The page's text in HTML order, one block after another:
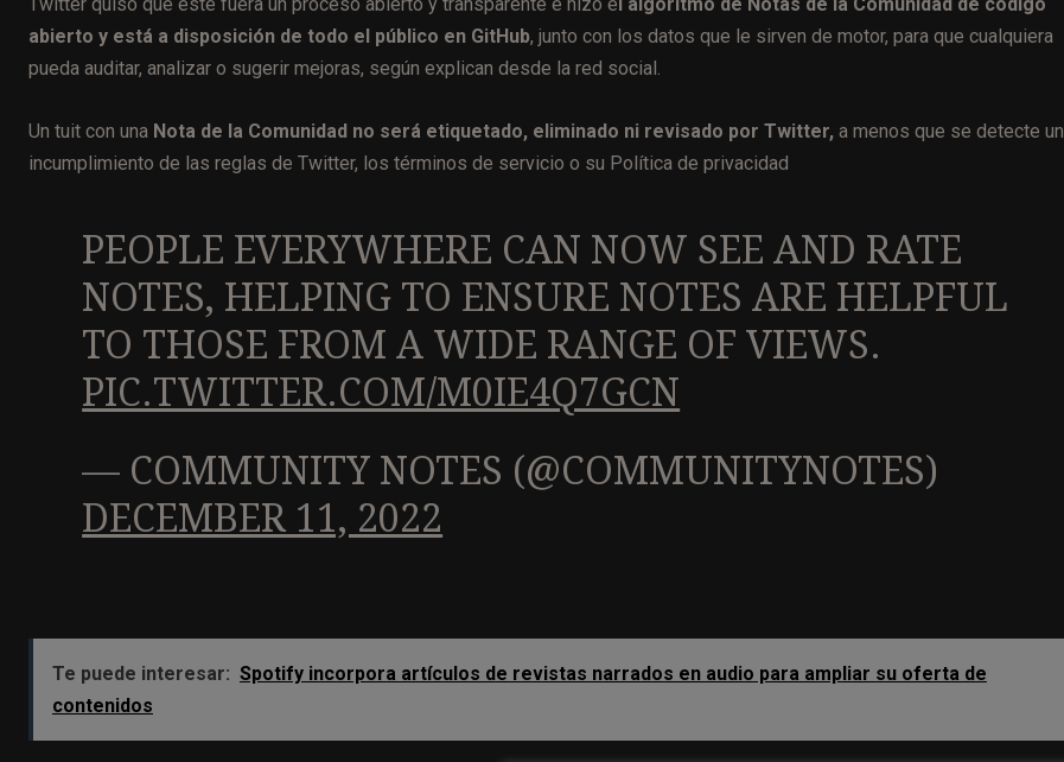
abierto y está a disposición de todo el público en GitHub, junto con los datos que le sirven de motor, para que cualquiera
pueda auditar, analizar o sugerir mejoras, según explican desde la red social.
Un tuit con una Nota de la Comunidad no será etiquetado, eliminado ni revisado por Twitter, a menos que se detecte un
incumplimiento de las reglas de Twitter, los términos de servicio o su Política de privacidad
PEOPLE EVERYWHERE CAN NOW SEE AND RATE
NOTES, HELPING TO ENSURE NOTES ARE HELPFUL
TO THOSE FROM A WIDE RANGE OF VIEWS.
PIC.TWITTER.COM/M0IE4Q7GCN
— COMMUNITY NOTES (@COMMUNITYNOTES)
DECEMBER 11, 2022
Te puede interesar: Spotify incorpora artículos de revistas narrados en audio para ampliar su oferta de
contenidos